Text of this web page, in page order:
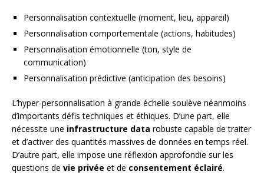
Personnalisation contextuelle (moment, lieu, appareil)
Personnalisation comportementale (actions, habitudes)
Personnalisation émotionnelle (ton, style de
communication)
Personnalisation prédictive (anticipation des besoins)
L’hyper-personnalisation à grande échelle soulève néanmoins
d’importants défis techniques et éthiques. D’une part, elle
nécessite une infrastructure data robuste capable de traiter
et d’activer des quantités massives de données en temps réel.
D’autre part, elle impose une réflexion approfondie sur les
questions de vie privée et de consentement éclairé.